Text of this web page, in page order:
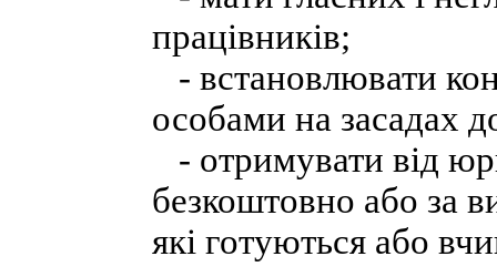
працівників;
- встановлювати
особами на засадах
- отримувати від
безкоштовно або за
які готуються або